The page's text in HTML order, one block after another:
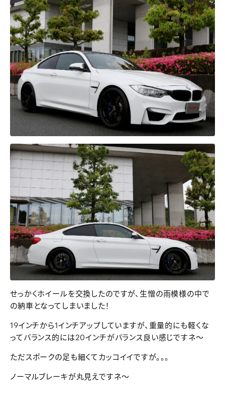
せっかくホイールを交換したのですが、生憎の雨模様の中で
の納車となってしまいました！
19インチから1インチアップしていますが、重量的にも軽くな
ってバランス的には20インチがバランス良い感じですネ～
ただスポークの足も細くてカッコイイですが。。。
ノーマルブレーキが丸見えですネ～